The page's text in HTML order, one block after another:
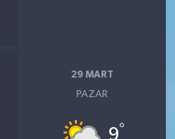
29 MART
PAZAR
9°